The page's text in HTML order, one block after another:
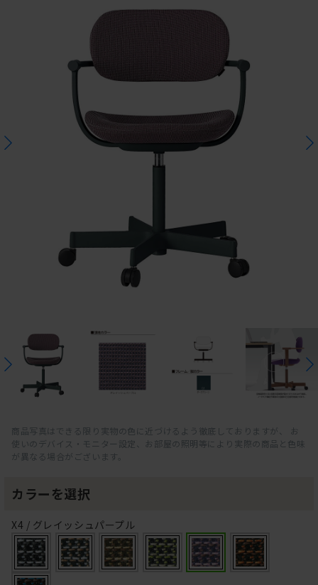
商品写真はできる限り実物の色に近づけるよう徹底しておりますが、 お
使いのデバイス・モニター設定、お部屋の照明等により実際の商品と色味
が異なる場合がございます。
カラーを選択
X4 / グレイッシュパープル